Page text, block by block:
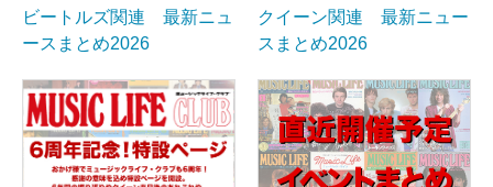
ビートルズ関連 最新ニュ
ースまとめ2026
クイーン関連 最新ニュー
スまとめ2026